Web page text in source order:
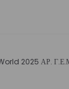
2025 ΑΡ.